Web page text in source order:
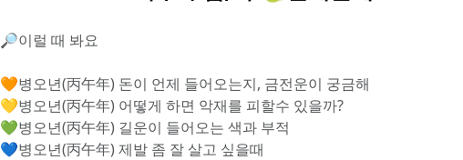
🔎이럴 때 봐요
🧡병오년(丙午年) 돈이 언제 들어오는지, 금전운이 궁금해
💛병오년(丙午年) 어떻게 하면 악재를 피할수 있을까?
💚병오년(丙午年) 길운이 들어오는 색과 부적
💙병오년(丙午年) 제발 좀 잘 살고 싶을때